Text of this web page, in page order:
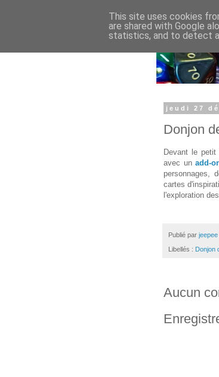
jeudi 27
Donjon
Devant le
avec unadd-
personnages,
cartes
l'exploration
Publié par jeepee
Libellés : Donjon
Aucun
This site uses cookies
are shared with Google
statistics, and to detect